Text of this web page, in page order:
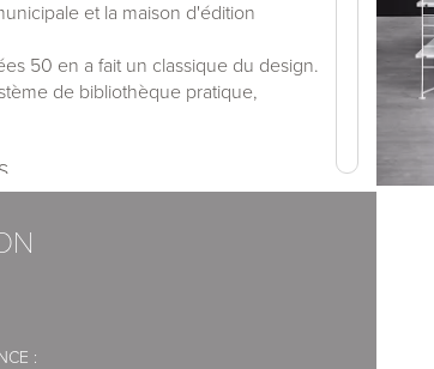
et la maison d'édition
50 en a fait un classique du design.
de bibliothèque pratique,
appel à des transporteurs
: